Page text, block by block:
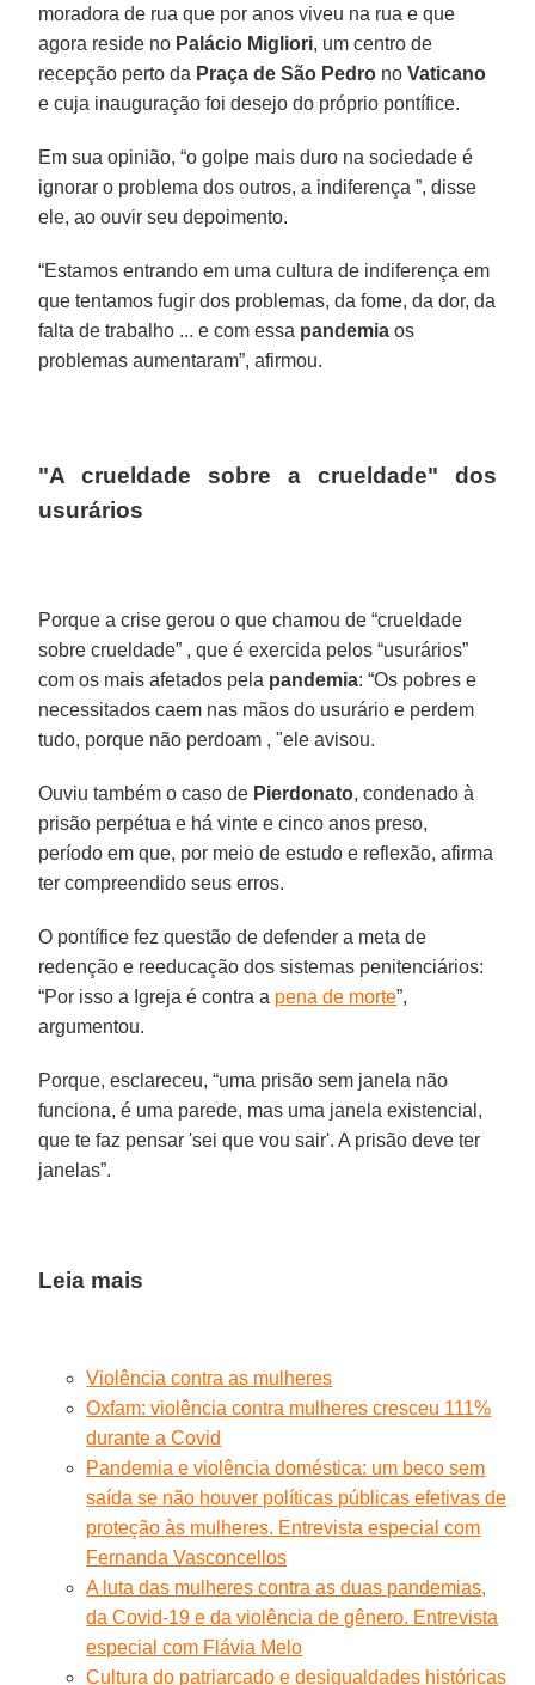
moradora de rua que por anos viveu na rua e que
agora reside no Palácio Migliori, um centro de
recepção perto da Praça de São Pedro noVaticano
e cuja inauguração foi desejo do próprio pontífice.
Em sua opinião, “o golpe mais duro na sociedade é
ignorar o problema dos outros, a indiferença ”, disse
ele, ao ouvir seu depoimento.
“Estamos entrando em uma cultura de indiferença em
que tentamos fugir dos problemas, da fome, da dor, da
falta de trabalho ... e com essa pandemia os
problemas aumentaram”, afirmou.
"A crueldade sobre a crueldade" dos
usurários
Porque a crise gerou o que chamou de “crueldade
sobre crueldade” , que é exercida pelos “usurários”
com os mais afetados pela pandemia: “Os pobres e
necessitados caem nas mãos do usurário e perdem
tudo, porque não perdoam , "ele avisou.
Ouviu também o caso de Pierdonato, condenado à
prisão perpétua e há vinte e cinco anos preso,
período em que, por meio de estudo e reflexão, afirma
ter compreendido seus erros.
O pontífice fez questão de defender a meta de
redenção e reeducação dos sistemas penitenciários:
“Por isso a Igreja é contra a pena de morte”,
argumentou.
Porque, esclareceu, “uma prisão sem janela não
funciona, é uma parede, mas uma janela existencial,
que te faz pensar 'sei que vou sair'. A prisão deve ter
janelas”.
Leia mais
Violência contra as mulheres
Oxfam: violência contra mulheres cresceu 111%
durante a Covid
Pandemia e violência doméstica: um beco sem
saída se não houver políticas públicas efetivas de
proteção às mulheres. Entrevista especial com
Fernanda Vasconcellos
A luta das mulheres contra as duas pandemias,
da Covid-19 e da violência de gênero. Entrevista
especial com Flávia Melo
Cultura do patriarcado e desigualdades históricas